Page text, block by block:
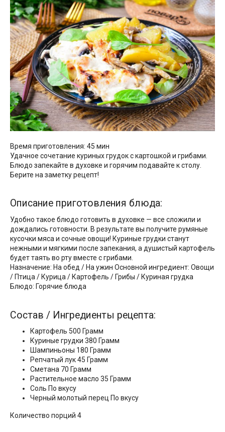
Время приготовления: 45 мин
Удачное сочетание куриных грудок с картошкой и грибами.
Блюдо запекайте в духовке и горячим подавайте к столу.
Берите на заметку рецепт!
Описание приготовления блюда:
Удобно такое блюдо готовить в духовке — все сложили и
дождались готовности. В результате вы получите румяные
кусочки мяса и сочные овощи! Куриные грудки станут
нежными и мягкими после запекания, а душистый картофель
будет таять во рту вместе с грибами.
Назначение: На обед / На ужин Основной ингредиент: Овощи
/ Птица / Курица / Картофель / Грибы / Куриная грудка
Блюдо: Горячие блюда
Состав / Ингредиенты рецепта:
Картофель 500 Грамм
Куриные грудки 380 Грамм
Шампиньоны 180 Грамм
Репчатый лук 45 Грамм
Сметана 70 Грамм
Растительное масло 35 Грамм
Соль По вкусу
Черный молотый перец По вкусу
Количество порций 4